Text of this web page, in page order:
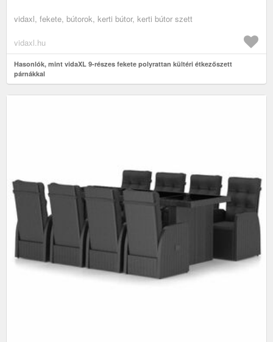
vidaxl, fekete, bútorok, kerti bútor, kerti bútor szett
vidaxl.hu
Hasonlók, mint vidaXL 9-részes fekete polyrattan kültéri étkezőszett
párnákkal